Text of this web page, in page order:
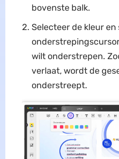
bovenste balk.
Selecteer de kleur en
wilt onderstrepen.
verlaat, wordt de
onderstreept.